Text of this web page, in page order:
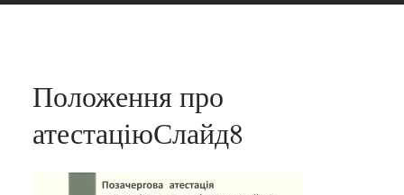
Положення про
атестаціюСлайд8